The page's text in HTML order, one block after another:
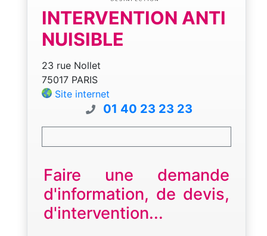
INTERVENTION ANTI
NUISIBLE
23 rue Nollet
75017 PARIS
Site internet
01 40 23 23 23
Faire une demande
d'information, de devis,
d'intervention...